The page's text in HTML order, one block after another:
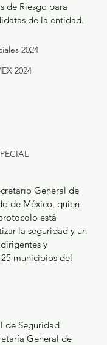
2024
2024
de Riesgo para
de la entidad.
General de
de México, quien
está
la seguridad y un
y
municipios del
de Seguridad
General de